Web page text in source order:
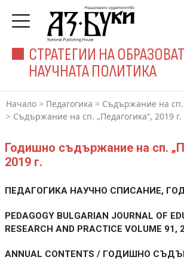
СТРАТЕГИИ НА
НАУЧНАТА ПОЛИТИКА
Начало > Педагогика > Съдържание на сп.
> Съдържание на сп. „Педагогика“, 2019 г.
Годишно съдържание на сп.
2019 г.
ПЕДАГОГИКА НАУЧНО СПИСАНИЕ,
PEDAGOGY BULGARIAN JOURNAL ОF
RESEARCH АND PRACTICE VOLUME 91,
ANNUAL CONTENTS / ГОДИШНО